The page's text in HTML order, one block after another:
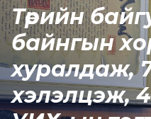
Төрийн
байнгын
хуралдаж,
хэлэлцэж, 4